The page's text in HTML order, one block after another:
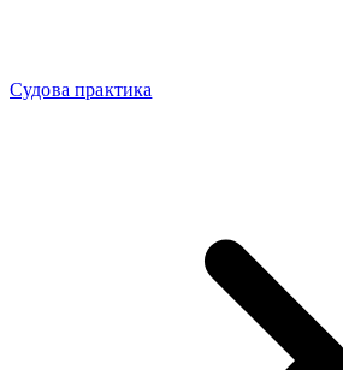
Судова практика